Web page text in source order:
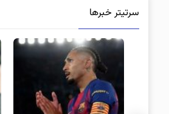
سرتیتر خبرها